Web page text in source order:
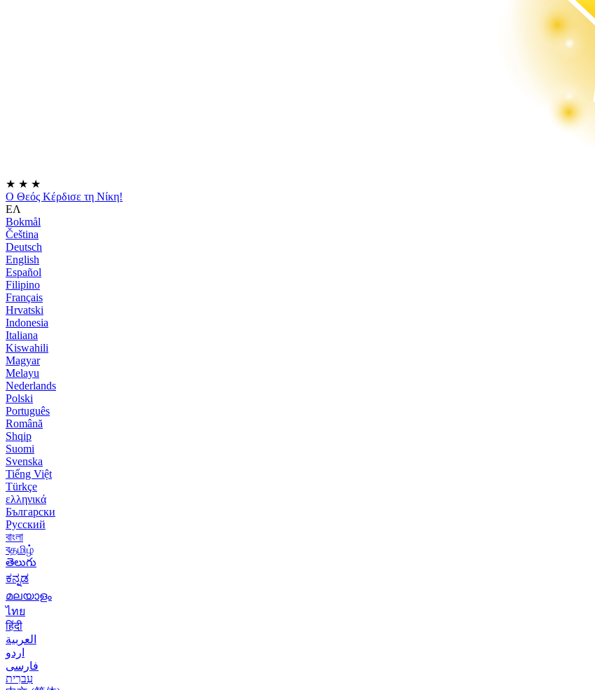
★ ★ ★
Ο Θεός Κέρδισε τη Νίκη!
ΕΛ
Bokmål
Čeština
Deutsch
English
Español
Filipino
Français
Hrvatski
Indonesia
Italiana
Kiswahili
Magyar
Melayu
Nederlands
Polski
Português
Română
Shqip
Suomi
Svenska
Tiếng Việt
Türkçe
ελληνικά
Български
Русский
বাংলা
বதமிழ்
తెలుగు
ಕನ್ನಡ
മലയാളം
ไทย
हिंदी
العربية
اردو
فارسی
עִברִית